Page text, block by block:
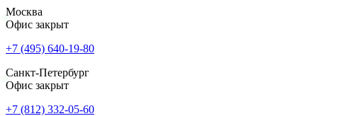
Москва
Офис закрыт
+7 (495) 640-19-80
Санкт-Петербург
Офис закрыт
+7 (812) 332-05-60